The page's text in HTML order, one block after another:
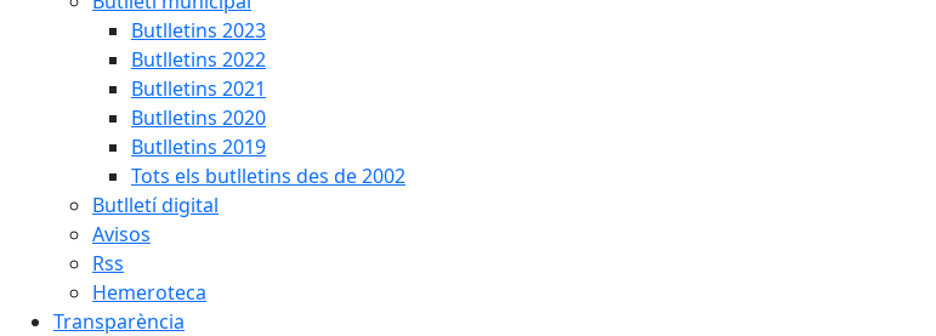
Butlletins 2023
Butlletins 2022
Butlletins 2021
Butlletins 2020
Butlletins 2019
Tots els butlletins des de 2002
Butlletí digital
Avisos
Rss
Hemeroteca
Transparència